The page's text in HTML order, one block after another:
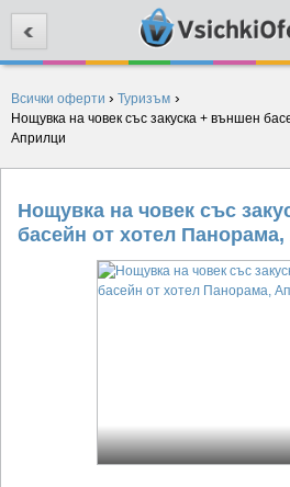
Всички оферти › Туризъм ›
Нощувка на човек със закуска + външен
Априлци
Нощувка на човек със
басейн от хотел